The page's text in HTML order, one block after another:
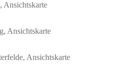
Ansichtskarte
Ansichtskarte
Ansichtskarte